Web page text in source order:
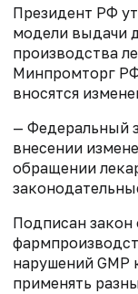
Президент РФ
модели выдачи
производства
Минпромторг
вносятся
— Федеральный
внесении
обращении
Подписан закон
нарушений GMP
применять